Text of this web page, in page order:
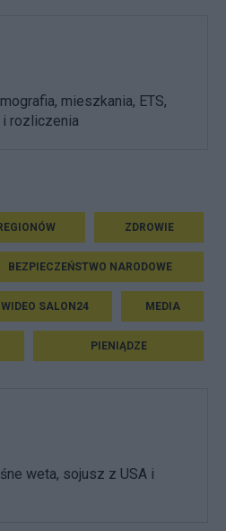
mieszkania, ETS,
rozliczenia
ZDROWIE
BEZPIECZEŃSTWO NARODOWE
WIDEO SALON24 MEDIA
PIENIĄDZE
weta, sojusz z USA i